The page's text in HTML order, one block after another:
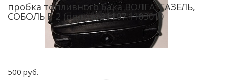
пробка топливного бака ВОЛГА, ГАЗЕЛЬ,
СОБОЛЬ Е-2 (оранж) 31107.1103010
500 руб.